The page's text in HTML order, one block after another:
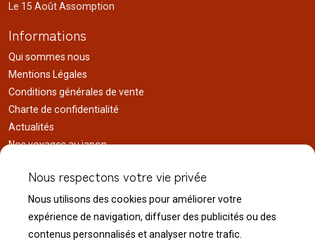
Le 15 Août Assomption
Informations
Qui sommes nous
Mentions Légales
Conditions générales de vente
Charte de confidentialité
Actualités
Nos voyages au japon
Liens utiles
Service client
Nous contacter
Nous respectons votre vie privée
Nous utilisons des cookies pour améliorer votre
expérience de navigation, diffuser des publicités ou des
contenus personnalisés et analyser notre trafic.